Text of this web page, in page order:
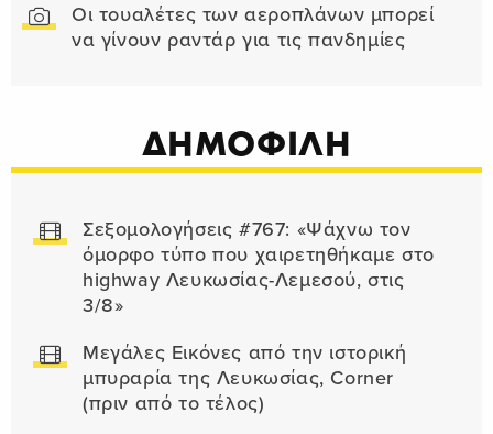
Οι τουαλέτες των αεροπλάνων μπορεί
να γίνουν ραντάρ για τις πανδημίες
ΔΗΜΟΦΙΛΗ
Σεξομολογήσεις #767: «Ψάχνω τον
όμορφο τύπο που χαιρετηθήκαμε στο
highway Λευκωσίας-Λεμεσού, στις
3/8»
Μεγάλες Εικόνες από την ιστορική
μπυραρία της Λευκωσίας, Corner
(πριν από το τέλος)